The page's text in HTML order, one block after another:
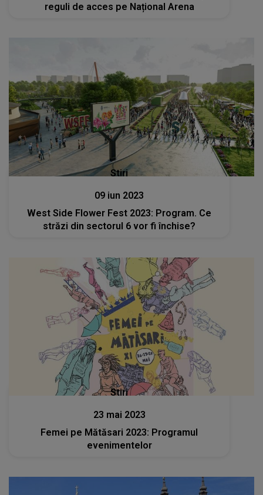
reguli de acces pe Național Arena
Stiri
09 iun 2023
West Side Flower Fest 2023: Program. Ce
străzi din sectorul 6 vor fi închise?
Stiri
23 mai 2023
Femei pe Mătăsari 2023: Programul
evenimentelor